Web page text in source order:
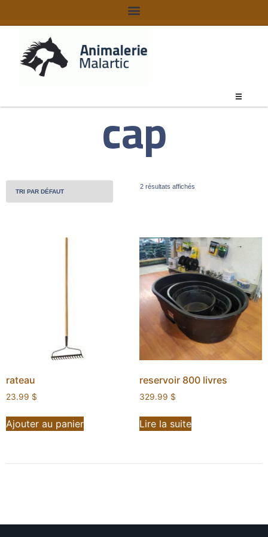
cap
2 résultats affichés
rateau
23.99 $
Ajouter au panier
reservoir 800 livres
329.99 $
Lire la suite